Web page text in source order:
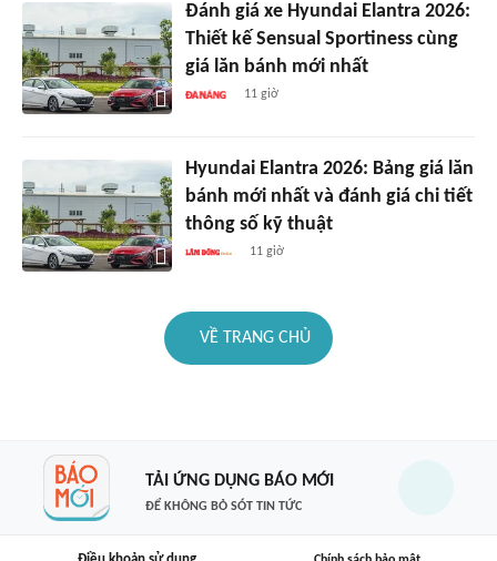
Đánh giá xe Hyundai Elantra 2026:
Thiết kế Sensual Sportiness cùng
giá lăn bánh mới nhất
11 giờ
Hyundai Elantra 2026: Bảng giá lăn
bánh mới nhất và đánh giá chi tiết
thông số kỹ thuật
11 giờ
VỀ TRANG CHỦ
TẢI ỨNG DỤNG BÁO MỚI
ĐỂ KHÔNG BỎ SÓT TIN TỨC